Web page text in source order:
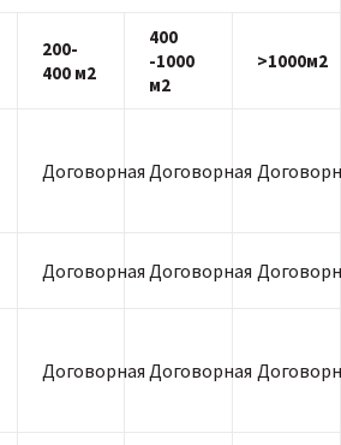
200-
400 м2
400
-1000
м2
>1000м2
Договорная Договорная
Договорная Договорная
Договорная Договорная